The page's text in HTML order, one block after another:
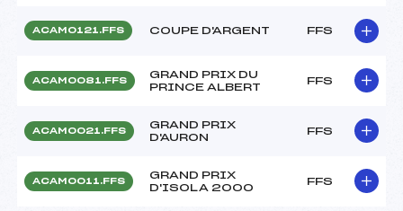
ACAM0121.FFS COUPE D'ARGENT FFS
ACAM0081.FFS
GRAND PRIX DU
PRINCE ALBERT
FFS
ACAM0021.FFS
GRAND PRIX
D'AURON
FFS
ACAM0011.FFS
GRAND PRIX
D'ISOLA 2000
FFS